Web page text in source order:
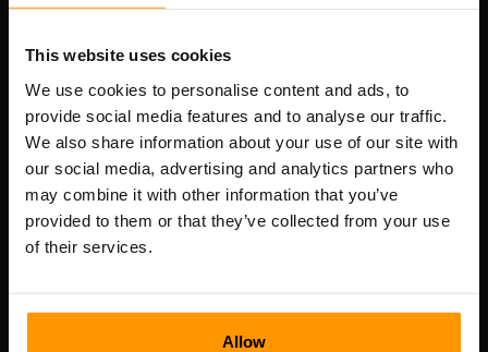
This website uses cookies
We use cookies to personalise content and ads, to
provide social media features and to analyse our traffic.
We also share information about your use of our site with
our social media, advertising and analytics partners who
may combine it with other information that you’ve
provided to them or that they’ve collected from your use
of their services.
Allow
Scalable Hosting Solutions OÜ
등록 코드: 14652605
VAT 번호: EE102133820
주소: Harju maakond, Tallinn, Kesklinna linnaosa,
Vesivärava tn 50-201, 10152